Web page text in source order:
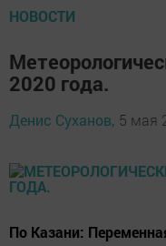
НОВОСТИ
2020 года.
Денис Суханов, 5 мая
По Казани: